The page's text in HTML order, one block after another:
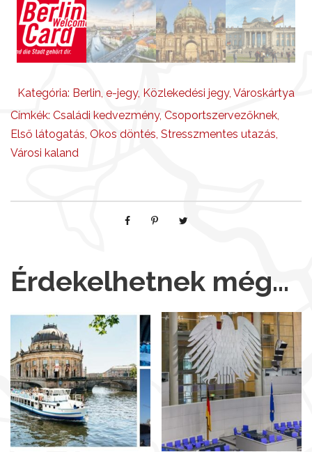
Kategória: Berlin e-jegy, Közlekedési jegy, Városkártya
Címkék: Családi kedvezmény, Csoportszervezőknek
Első látogatás Okos döntés Stresszmentes utazás
Városi kaland
Érdekelhetnek még…